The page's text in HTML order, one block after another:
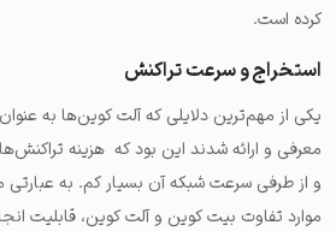
کرده است.
استخراج و سرعت تراکنش
یکی از مهم‌ترین دلایلی که آلت کوین‌ها به
معرفی و ارائه شدند این بود که هزینه
و از طرفی سرعت شبکه آن بسیار کم. به عبارتی
موارد تفاوت بیت کوین و آلت کوین، قابلیت